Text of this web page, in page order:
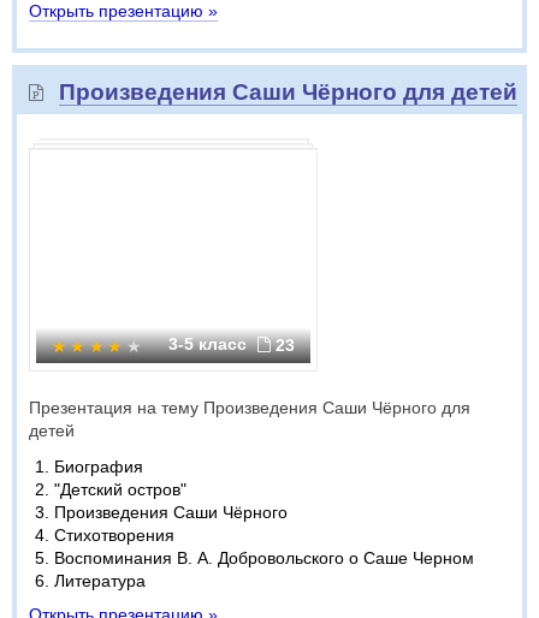
Открыть презентацию »
Произведения Саши Чёрного для детей
3-5 класс 23
Презентация на тему Произведения Саши Чёрного для
детей
Биография
"Детский остров"
Произведения Саши Чёрного
Стихотворения
Воспоминания В. А. Добровольского о Саше Черном
Литература